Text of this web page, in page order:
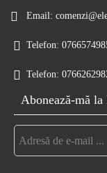
Email:
Telefon:
Telefon:
Abonează-mă la